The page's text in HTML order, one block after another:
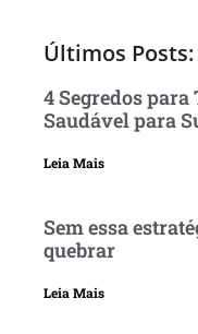
Últimos Posts:
4 Segredos
Saudável para
Leia Mais
Sem essa
quebrar
Leia Mais